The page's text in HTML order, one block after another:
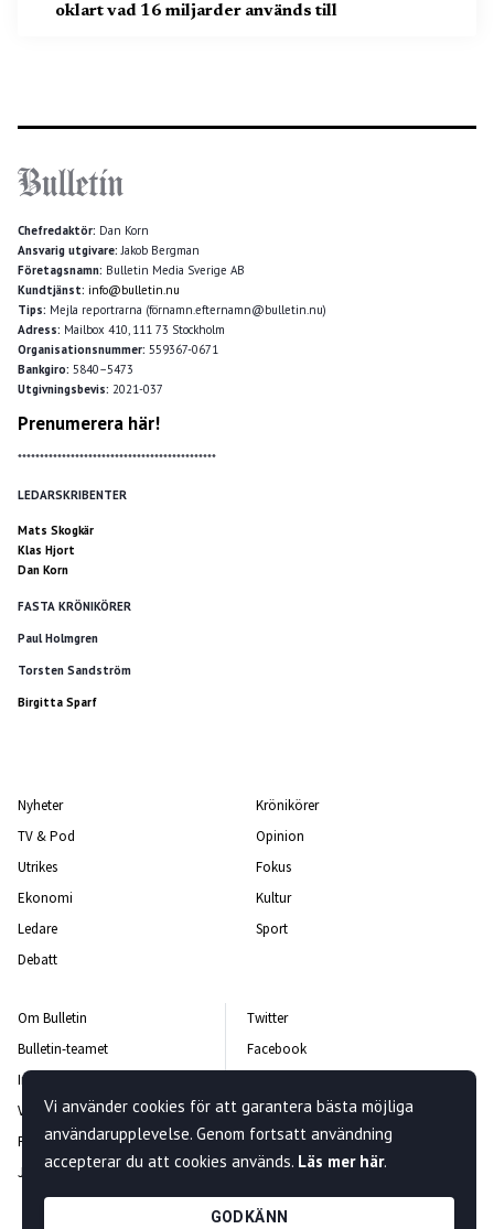
oklart vad 16 miljarder används till
Chefredaktör: Dan Korn
Ansvarig utgivare: Jakob Bergman
Företagsnamn: Bulletin Media Sverige AB
Kundtjänst: info@bulletin.nu
Tips: Mejla reportrarna (förnamn.efternamn@bulletin.nu)
Adress: Mailbox 410, 111 73 Stockholm
Organisationsnummer: 559367-0671
Bankgiro: 5840–5473
Utgivningsbevis: 2021-037
Prenumerera här!
*********************************************
LEDARSKRIBENTER
Mats Skogkär
Klas Hjort
Dan Korn
FASTA KRÖNIKÖRER
Paul Holmgren
Torsten Sandström
Birgitta Sparf
Nyheter
TV & Pod
Utrikes
Ekonomi
Ledare
Debatt
Krönikörer
Opinion
Fokus
Kultur
Sport
Om Bulletin
Bulletin-teamet
Integritetspolicy
Vanliga frågor och svar
Rättelsepolicy
Jobba hos oss
Twitter
Facebook
Kontakta oss
Nyhetsbrev
Vi använder cookies för att garantera bästa möjliga
användarupplevelse. Genom fortsatt användning
accepterar du att cookies används. Läs mer här.
GODKÄNN